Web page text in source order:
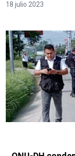
18 julio 2023